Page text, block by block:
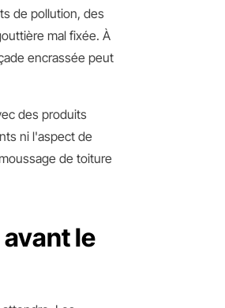
de pollution, des
mal fixée. À
encrassée peut
des produits
ni l'aspect de
de toiture
le